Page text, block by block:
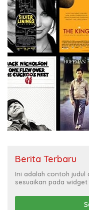
Berita Terbaru
Ini adalah contoh judul
sesuaikan pada widget